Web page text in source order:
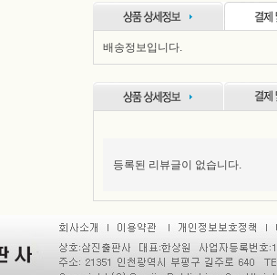
배송정보입니다.
등록된 리뷰글이 없습니다.